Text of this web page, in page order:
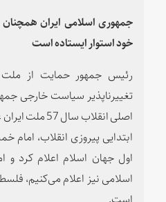
جمهوری اسلامی ایران
خود استوار ایستاده است
رئیس جمهور حمایت از
تغییرناپذیر سیاست خارجی
اصلی انقلاب
ابتدایی پیروزی انقلاب،‌
اسلامی نیز اعلام می‌کنیم،
است.